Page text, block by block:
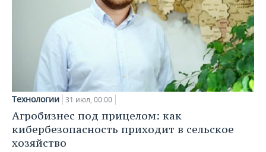
Технологии 31 июл, 00:00
Агробизнес под прицелом: как
кибербезопасность приходит в сельское
хозяйство